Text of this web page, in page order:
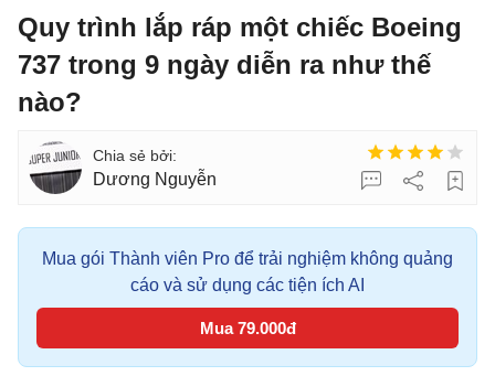
Quy trình lắp ráp một chiếc Boeing
737 trong 9 ngày diễn ra như thế
nào?
Dương Nguyễn
Mua gói Thành viên Pro để trải nghiệm không quảng
cáo và sử dụng các tiện ích AI
Mua 79.000đ